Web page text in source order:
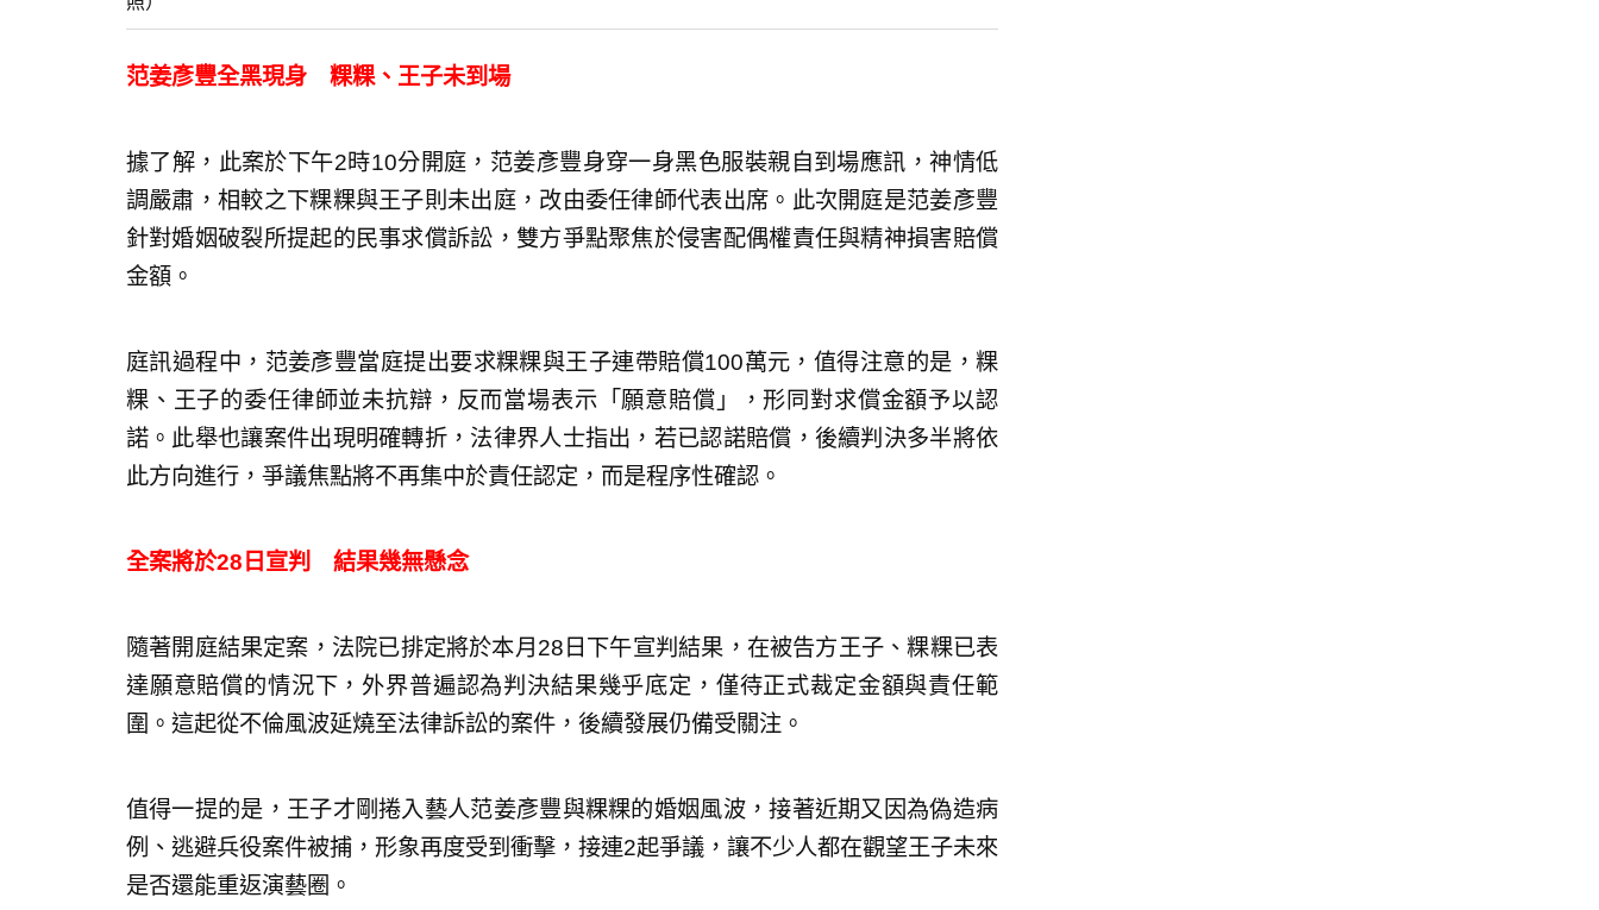
范姜彥豐全黑現身 粿粿、王子未到場
據了解，此案於下午2時10分開庭，范姜彥豐身穿一身黑色服裝親自到場應訊，神情低
調嚴肅，相較之下粿粿與王子則未出庭，改由委任律師代表出席。此次開庭是范姜彥豐
針對婚姻破裂所提起的民事求償訴訟，雙方爭點聚焦於侵害配偶權責任與精神損害賠償
金額。
庭訊過程中，范姜彥豐當庭提出要求粿粿與王子連帶賠償100萬元，值得注意的是，粿
粿、王子的委任律師並未抗辯，反而當場表示「願意賠償」，形同對求償金額予以認
諾。此舉也讓案件出現明確轉折，法律界人士指出，若已認諾賠償，後續判決多半將依
此方向進行，爭議焦點將不再集中於責任認定，而是程序性確認。
全案將於28日宣判 結果幾無懸念
隨著開庭結果定案，法院已排定將於本月28日下午宣判結果，在被告方王子、粿粿已表
達願意賠償的情況下，外界普遍認為判決結果幾乎底定，僅待正式裁定金額與責任範
圍。這起從不倫風波延燒至法律訴訟的案件，後續發展仍備受關注。
值得一提的是，王子才剛捲入藝人范姜彥豐與粿粿的婚姻風波，接著近期又因為偽造病
例、逃避兵役案件被捕，形象再度受到衝擊，接連2起爭議，讓不少人都在觀望王子未來
是否還能重返演藝圈。